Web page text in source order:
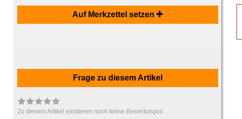
Auf Merkzettel setzen
Frage zu diesem Artikel
Zu diesem Artikel existieren noch keine Bewertungen